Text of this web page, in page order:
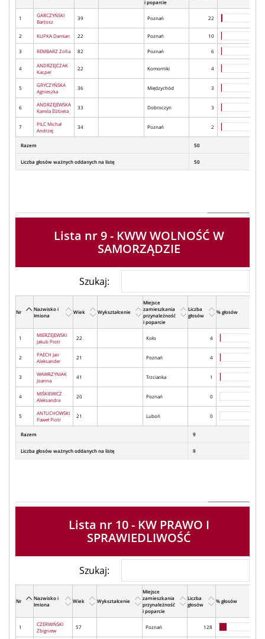
i poparcie
1
GARCZYŃSKI
Bartosz
39 Poznań 22
2 KUPKA Damian 22 Poznań 10
3 REMBARZ Zofia 82 Poznań 6
4
ANDRZEJCZAK
Kacper
22 Komorniki 4
5
GRYCZYŃSKA
Agnieszka
36 Międzychód 3
6
ANDRZEJEWSKA
Kamila Elżbieta
33 Dobroczyn 3
7
PILC Michał
Andrzej
34 Poznań 2
Razem 50
Liczba głosów ważnych oddanych na listę 50
Lista nr 9 - KWW WOLNOŚĆ W
SAMORZĄDZIE
Szukaj:
Nr
Nazwisko i
Imiona
Wiek Wykształcenie
Miejsce
zamieszkania
przynależność
i poparcie
Liczba
głosów
% głosów
1
MIERZEJEWSKI
Jakub Piotr
22 Koło 4
2
PAECH Jan
Aleksander
21 Poznań 4
3
WAWRZYNIAK
Joanna
41 Trzcianka 1
4
MIŚKIEWICZ
Aleksandra
20 Poznań 0
5
ANTUCHOWSKI
Paweł Piotr
21 Luboń 0
Razem 9
Liczba głosów ważnych oddanych na listę 9
Lista nr 10 - KW PRAWO I
SPRAWIEDLIWOŚĆ
Szukaj:
Nr
Nazwisko i
Imiona
Wiek Wykształcenie
Miejsce
zamieszkania
przynależność
i poparcie
Liczba
głosów
% głosów
1
CZERWIŃSKI
Zbigniew
57 Poznań 128